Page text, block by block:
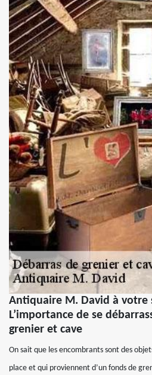
Antiquaire M. David à votre
L’importance de se
grenier et cave
On sait que les encombrants sont des
place et qui proviennent d’un fonds de